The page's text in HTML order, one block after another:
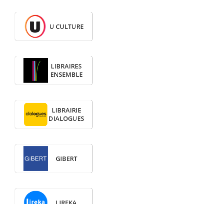
U CULTURE
LIBRAIRES
ENSEMBLE
LIBRAIRIE
DIALOGUES
GIBERT